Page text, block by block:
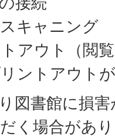
キャニング
アウト（閲
ントアウト
図書館に損
く場合があ